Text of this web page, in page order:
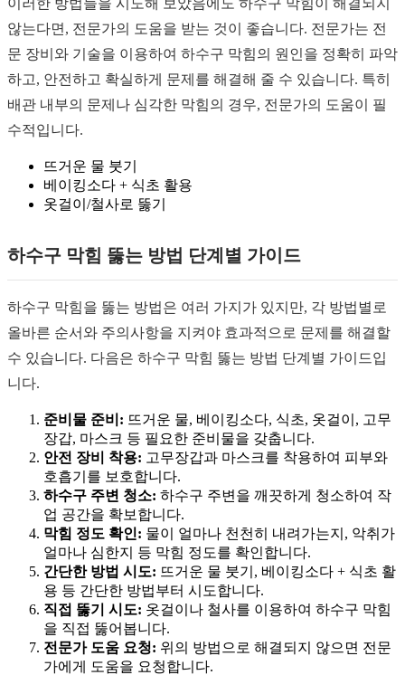
이러한 방법들을 시도해 보았음에도 하수구 막힘이 해결되지
않는다면, 전문가의 도움을 받는 것이 좋습니다. 전문가는 전
문 장비와 기술을 이용하여 하수구 막힘의 원인을 정확히 파악
하고, 안전하고 확실하게 문제를 해결해 줄 수 있습니다. 특히
배관 내부의 문제나 심각한 막힘의 경우, 전문가의 도움이 필
수적입니다.
뜨거운 물 붓기
베이킹소다 + 식초 활용
옷걸이/철사로 뚫기
하수구 막힘 뚫는 방법 단계별 가이드
하수구 막힘을 뚫는 방법은 여러 가지가 있지만, 각 방법별로
올바른 순서와 주의사항을 지켜야 효과적으로 문제를 해결할
수 있습니다. 다음은 하수구 막힘 뚫는 방법 단계별 가이드입
니다.
준비물 준비: 뜨거운 물, 베이킹소다, 식초, 옷걸이, 고무
장갑, 마스크 등 필요한 준비물을 갖춥니다.
안전 장비 착용: 고무장갑과 마스크를 착용하여 피부와
호흡기를 보호합니다.
하수구 주변 청소: 하수구 주변을 깨끗하게 청소하여 작
업 공간을 확보합니다.
막힘 정도 확인: 물이 얼마나 천천히 내려가는지, 악취가
얼마나 심한지 등 막힘 정도를 확인합니다.
간단한 방법 시도: 뜨거운 물 붓기, 베이킹소다 + 식초 활
용 등 간단한 방법부터 시도합니다.
직접 뚫기 시도: 옷걸이나 철사를 이용하여 하수구 막힘
을 직접 뚫어봅니다.
전문가 도움 요청: 위의 방법으로 해결되지 않으면 전문
가에게 도움을 요청합니다.